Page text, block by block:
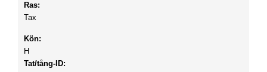
Ras:
Tax
Kön:
H
Tat/tång-ID: